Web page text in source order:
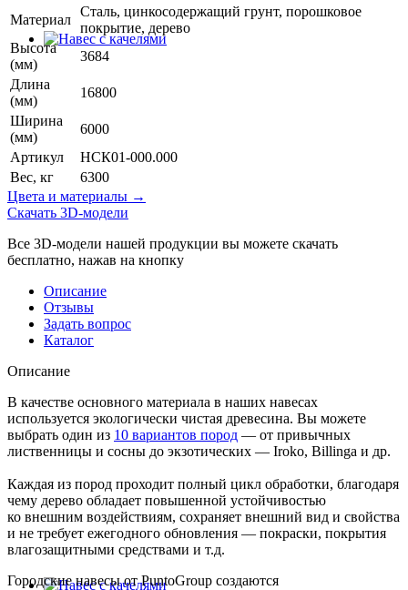
Материал
Сталь, цинкосодержащий грунт, порошковое
покрытие, дерево
Высота
(мм)
3684
Длина
(мм)
16800
Ширина
(мм)
6000
Артикул
НСК01-000.000
Вес, кг
6300
Цвета и материалы →
Скачать 3D-модели
Все 3D-модели нашей продукции вы можете скачать
бесплатно, нажав на кнопку
Описание
Отзывы
Задать вопрос
Каталог
Описание
В качестве основного материала в наших навесах
используется экологически чистая древесина. Вы можете
выбрать один из 10 вариантов пород — от привычных
лиственницы и сосны до экзотических — Iroko, Billinga и др.
Каждая из пород проходит полный цикл обработки, благодаря
чему дерево обладает повышенной устойчивостью
ко внешним воздействиям, сохраняет внешний вид и свойства
и не требует ежегодного обновления — покраски, покрытия
влагозащитными средствами и т.д.
Городские навесы от PuntoGroup создаются